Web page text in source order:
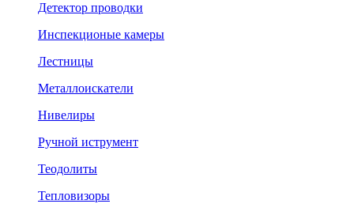
Детектор проводки
Инспекционые камеры
Лестницы
Металлоискатели
Нивелиры
Ручной иструмент
Теодолиты
Тепловизоры